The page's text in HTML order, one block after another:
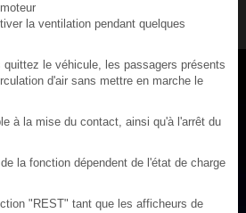
la ventilation pendant quelques
quittez le véhicule, les passagers présents
d'air sans mettre en marche le
à la mise du contact, ainsi qu'à l'arrêt du
la fonction dépendent de l'état de charge
"REST" tant que les afficheurs de